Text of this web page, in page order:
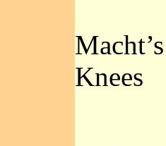
Knees